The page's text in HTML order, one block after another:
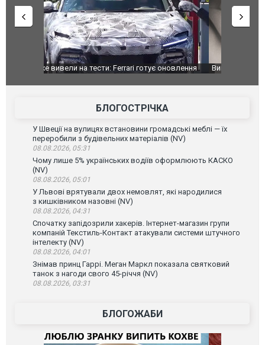
Вийшов трейлер нової екранізації легендарного
БЛОГОСТРІЧКА
У Швеції на вулицях встановини громадські меблі — їх
переробили з будівельних матеріалів (NV)
08.08.2026, 05:31
Чому лише 5% українських водіїв оформлюють КАСКО
(NV)
08.08.2026, 05:01
У Львові врятували двох немовлят, які народилися
з кишківником назовні (NV)
08.08.2026, 04:31
Спочатку запідозрили хакерів. Інтернет-магазин групи
компаній Текстиль-Контакт атакували системи штучного
інтелекту (NV)
08.08.2026, 04:01
Знімав принц Гаррі. Меган Маркл показала святковий
танок з нагоди свого 45-річчя (NV)
08.08.2026, 03:31
БЛОГОЖАБИ